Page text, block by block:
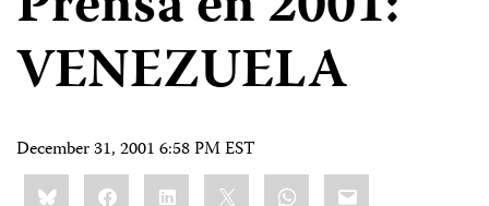
VENEZUELA
December 31, 2001 6:58 PM EST
Share
this:BlueskyFacebookLinkedIn WhatsApp
Email